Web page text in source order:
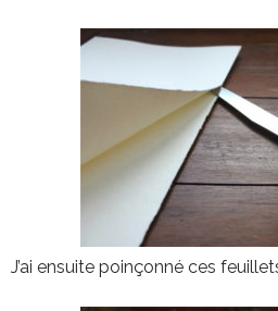
J’ai ensuite poinçonné ces